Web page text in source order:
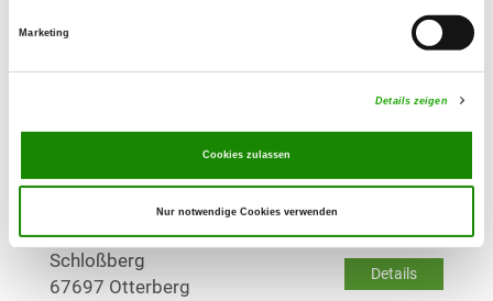
Marketing
Details zeigen
Cookies zulassen
Nur notwendige Cookies verwenden
Details
67701 Schallodenbach
Am Galgen
OG - Otterberg und Umgebung
Details
Schloßberg
67697 Otterberg